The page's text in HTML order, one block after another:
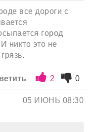
все дороги с
город
никто это не
2 0
05 ИЮНЬ 08:30